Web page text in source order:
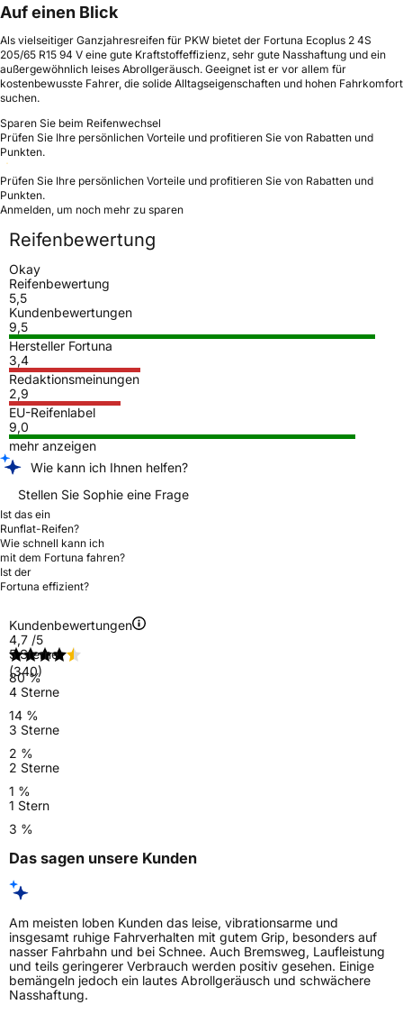
Auf einen Blick
Als vielseitiger Ganzjahresreifen für PKW bietet der Fortuna Ecoplus 2 4S
205/65 R15 94 V eine gute Kraftstoffeffizienz, sehr gute Nasshaftung und ein
außergewöhnlich leises Abrollgeräusch. Geeignet ist er vor allem für
kostenbewusste Fahrer, die solide Alltagseigenschaften und hohen Fahrkomfort
suchen.
Sparen Sie beim Reifenwechsel
Prüfen Sie Ihre persönlichen Vorteile und profitieren Sie von Rabatten und
Punkten.
Prüfen Sie Ihre persönlichen Vorteile und profitieren Sie von Rabatten und
Punkten.
Anmelden, um noch mehr zu sparen
Reifenbewertung
Okay
Reifenbewertung
5,5
Kundenbewertungen
9,5
Hersteller Fortuna
3,4
Redaktionsmeinungen
2,9
EU-Reifenlabel
9,0
mehr anzeigen
Wie kann ich Ihnen helfen?
Stellen Sie Sophie eine Frage
Ist das ein
Runflat-Reifen?
Wie schnell kann ich
mit dem Fortuna fahren?
Ist der
Fortuna effizient?
Kundenbewertungen
4,7 /5
(340)
5 Sterne
80 %
4 Sterne
14 %
3 Sterne
2 %
2 Sterne
1 %
1 Stern
3 %
Das sagen unsere Kunden
Am meisten loben Kunden das leise, vibrationsarme und
insgesamt ruhige Fahrverhalten mit gutem Grip, besonders auf
nasser Fahrbahn und bei Schnee. Auch Bremsweg, Laufleistung
und teils geringerer Verbrauch werden positiv gesehen. Einige
bemängeln jedoch ein lautes Abrollgeräusch und schwächere
Nasshaftung.